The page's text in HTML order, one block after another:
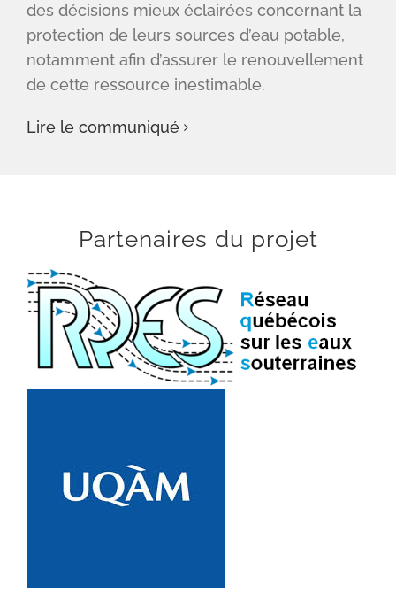
des décisions mieux éclairées concernant la
protection de leurs sources d’eau potable,
notamment afin d’assurer le renouvellement
de cette ressource inestimable.
Lire le communiqué
Partenaires du projet